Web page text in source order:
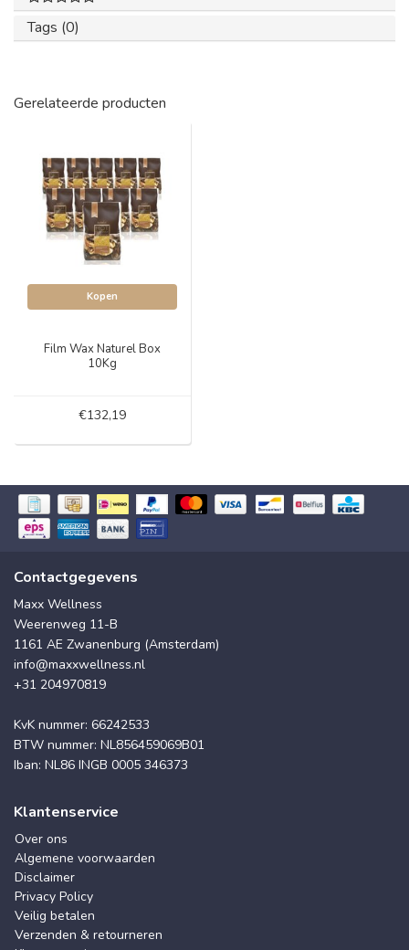
Tags (0)
Gerelateerde producten
Kopen
Film Wax Naturel Box
10Kg
€132,19
Contactgegevens
Maxx Wellness
Weerenweg 11-B
1161 AE Zwanenburg (Amsterdam)
info@maxxwellness.nl
+31 204970819
KvK nummer: 66242533
BTW nummer: NL856459069B01
Iban: NL86 INGB 0005 346373
Klantenservice
Over ons
Algemene voorwaarden
Disclaimer
Privacy Policy
Veilig betalen
Verzenden & retourneren